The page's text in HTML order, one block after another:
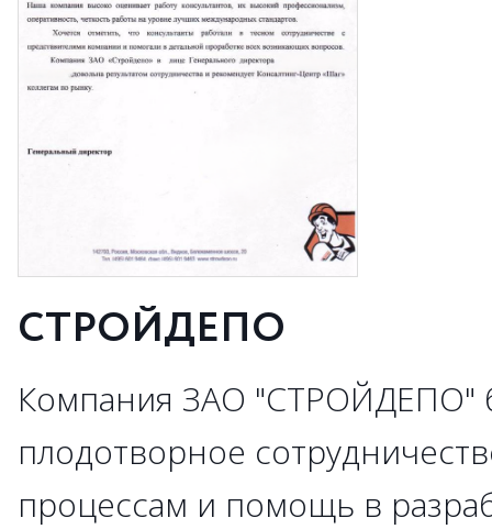
СТРОЙДЕПО
Компания ЗАО "СТРОЙДЕПО"
плодотворное
процессам и помощь в